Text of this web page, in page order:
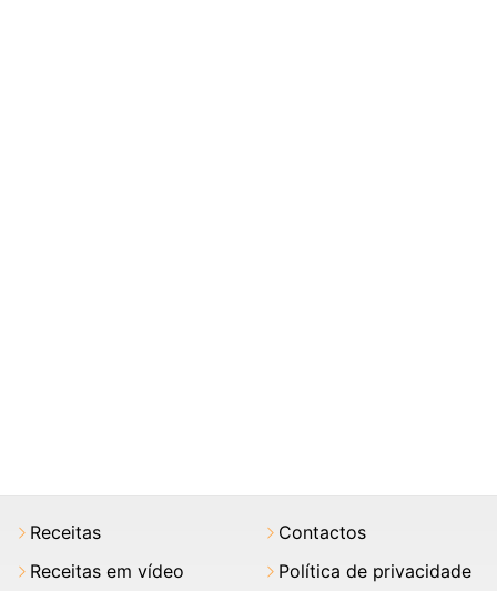
Receitas
Receitas em vídeo
Contactos
Política de privacidade